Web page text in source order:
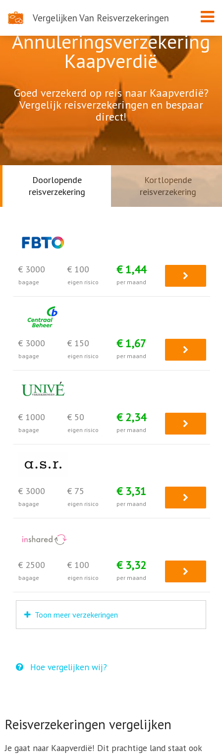
Vergelijken Van Reisverzekeringen
Annuleringsverzekering
Kaapverdië
Goed verzekerd op reis naar Kaapverdië?
Vergelijk reisverzekeringen en bespaar
direct!
Doorlopende
reisverzekering
Kortlopende
reisverzekering
€ 3000
bagage
€ 100
eigen risico
€ 1,44
per maand
€ 3000
bagage
€ 150
eigen risico
€ 1,67
per maand
€ 1000
bagage
€ 50
eigen risico
€ 2,34
per maand
€ 3000
bagage
€ 75
eigen risico
€ 3,31
per maand
€ 2500
bagage
€ 100
eigen risico
€ 3,32
per maand
Toon meer verzekeringen
Hoe vergelijken wij?
Reisverzekeringen vergelijken
Je gaat naar Kaapverdië! Dit prachtige land staat ook